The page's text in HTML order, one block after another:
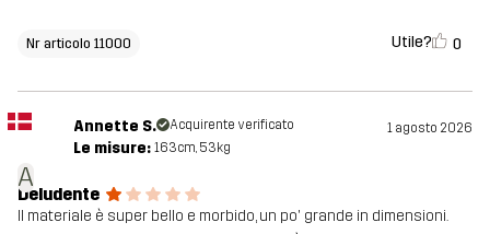
Nr articolo 11000 Utile? 0
A
Annette S. Acquirente verificato 1 agosto 2026
Le misure: 163cm, 53kg
Deludente
Il materiale è super bello e morbido, un po' grande in dimensioni.